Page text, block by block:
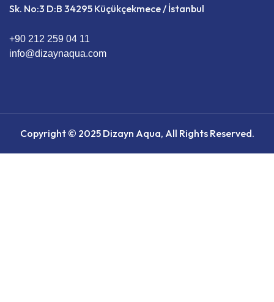
Sk. No:3 D:B 34295 Küçükçekmece / İstanbul
+90 212 259 04 11
info@dizaynaqua.com
Copyright © 2025 Dizayn Aqua, All Rights Reserved.